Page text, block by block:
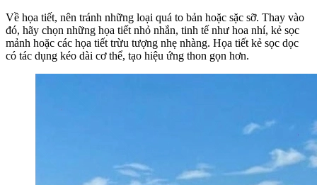
Về họa tiết, nên tránh những loại quá to bản hoặc sặc sỡ. Thay vào
đó, hãy chọn những họa tiết nhỏ nhắn, tinh tế như hoa nhí, kẻ sọc
mảnh hoặc các họa tiết trừu tượng nhẹ nhàng. Họa tiết kẻ sọc dọc
có tác dụng kéo dài cơ thể, tạo hiệu ứng thon gọn hơn.